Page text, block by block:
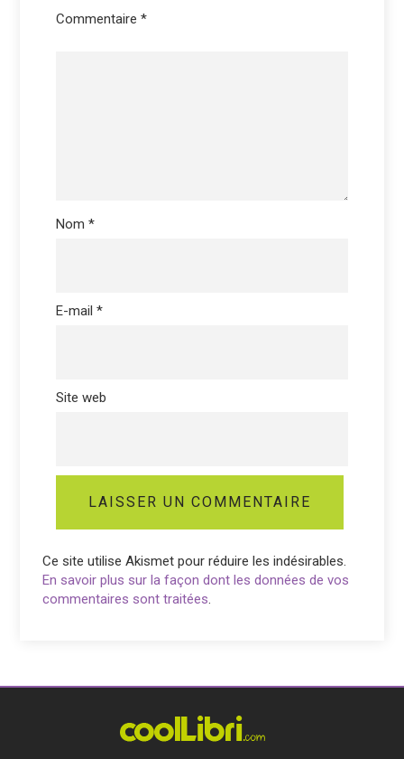
Commentaire*
Nom*
E-mail*
Site web
Ce site utilise Akismet pour réduire les indésirables.
En savoir plus sur la façon dont les données de vos
commentaires sont traitées.